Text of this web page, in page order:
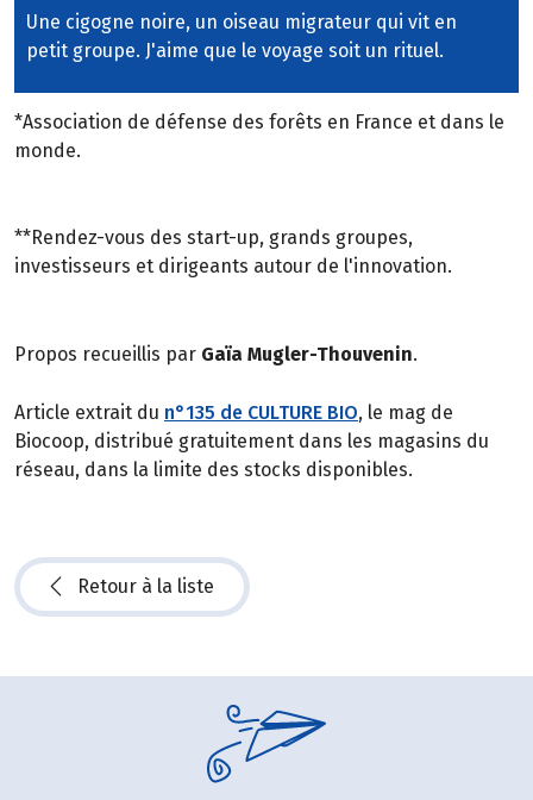
Une cigogne noire, un oiseau migrateur qui vit en
petit groupe. J'aime que le voyage soit un rituel.
*Association de défense des forêts en France et dans le
monde.
**Rendez-vous des start-up, grands groupes,
investisseurs et dirigeants autour de l'innovation.
Propos recueillis par Gaïa Mugler-Thouvenin.
Article extrait du n°135 de CULTURE BIO, le mag de
Biocoop, distribué gratuitement dans les magasins du
réseau, dans la limite des stocks disponibles.
Retour à la liste